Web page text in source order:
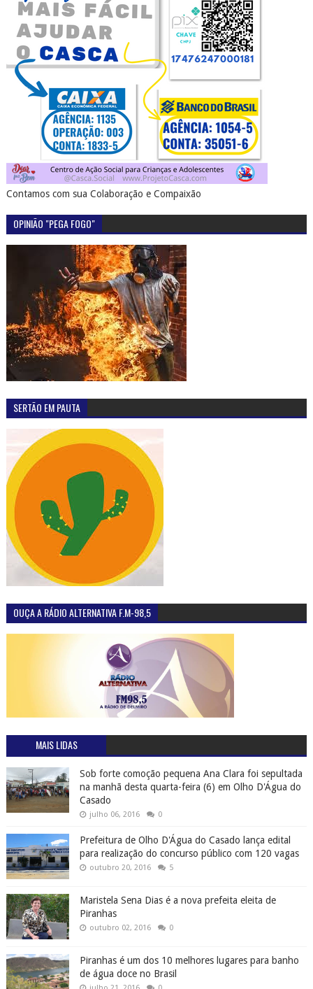
Contamos com sua Colaboração e Compaixão
OPINIÃO "PEGA FOGO"
SERTÃO EM PAUTA
OUÇA A RÁDIO ALTERNATIVA F.M-98,5
MAIS LIDAS
Sob forte comoção pequena Ana Clara foi sepultada
na manhã desta quarta-feira (6) em Olho D'Água do
Casado
julho 06, 2016 0
Prefeitura de Olho D'Água do Casado lança edital
para realização do concurso público com 120 vagas
outubro 20, 2016 5
Maristela Sena Dias é a nova prefeita eleita de
Piranhas
outubro 02, 2016 0
Piranhas é um dos 10 melhores lugares para banho
de água doce no Brasil